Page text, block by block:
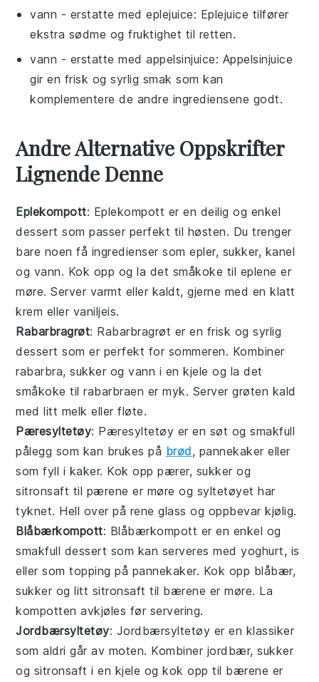
vann - erstatte medeplejuice: Eplejuice tilfører
ekstra sødme og fruktighet til retten.
vann - erstatte medappelsinjuice: Appelsinjuice
gir en frisk og syrlig smak som kan
komplementere de andre ingrediensene godt.
Andre Alternative Oppskrifter
Lignende Denne
Eplekompott: Eplekompott er en deilig og enkel
dessert som passer perfekt til høsten. Du trenger
bare noen få ingredienser som epler, sukker, kanel
og vann. Kok opp og la det småkoke til eplene er
møre. Server varmt eller kaldt, gjerne med en klatt
krem eller vaniljeis.
Rabarbragrøt: Rabarbragrøt er en frisk og syrlig
dessert som er perfekt for sommeren. Kombiner
rabarbra, sukker og vann i en kjele og la det
småkoke til rabarbraen er myk. Server grøten kald
med litt melk eller fløte.
Pæresyltetøy: Pæresyltetøy er en søt og smakfull
pålegg som kan brukes på brød, pannekaker eller
som fyll i kaker. Kok opp pærer, sukker og
sitronsaft til pærene er møre og syltetøyet har
tyknet. Hell over på rene glass og oppbevar kjølig.
Blåbærkompott: Blåbærkompott er en enkel og
smakfull dessert som kan serveres med yoghurt, is
eller som topping på pannekaker. Kok opp blåbær,
sukker og litt sitronsaft til bærene er møre. La
kompotten avkjøles før servering.
Jordbærsyltetøy: Jordbærsyltetøy er en klassiker
som aldri går av moten. Kombiner jordbær, sukker
og sitronsaft i en kjele og kok opp til bærene er